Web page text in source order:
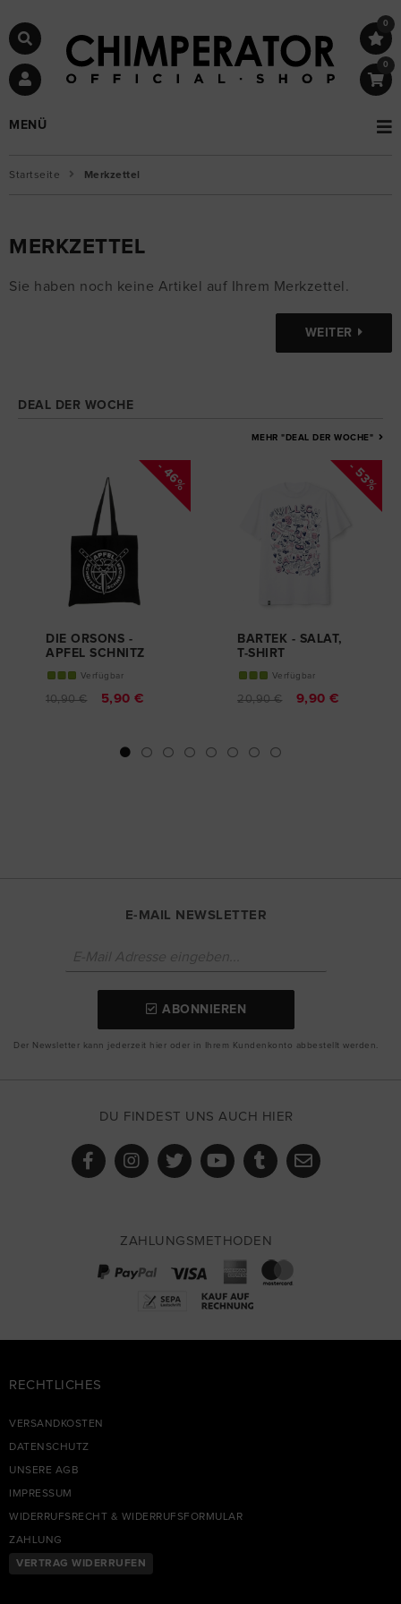
0
0
MENÜ
Startseite Merkzettel
MERKZETTEL
Sie haben noch keine Artikel auf Ihrem Merkzettel.
WEITER
DEAL DER WOCHE
MEHR "DEAL DER WOCHE"
DIE ORSONS -
APFEL SCHNITZ
JUTEBEUTEL
Verfügbar
10,90 € 5,90 €
- 46%
BARTEK - SALAT,
T-SHIRT
Verfügbar
20,90 € 9,90 €
- 53%
E-MAIL NEWSLETTER
ABONNIEREN
Der Newsletter kann jederzeit hier oder in Ihrem Kundenkonto abbestellt werden.
DU FINDEST UNS AUCH HIER
ZAHLUNGSMETHODEN
RECHTLICHES
VERSANDKOSTEN
DATENSCHUTZ
UNSERE AGB
IMPRESSUM
WIDERRUFSRECHT & WIDERRUFSFORMULAR
ZAHLUNG
VERTRAG WIDERRUFEN